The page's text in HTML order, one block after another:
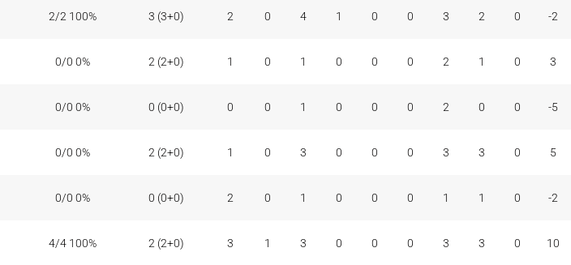
2/2 100% 3 (3+0) 2 0 4 1 0 0 3 2 0 -2
0/0 0% 2 (2+0) 1 0 1 0 0 0 2 1 0 3
0/0 0% 0 (0+0) 0 0 1 0 0 0 2 0 0 -5
0/0 0% 2 (2+0) 1 0 3 0 0 0 3 3 0 5
0/0 0% 0 (0+0) 2 0 1 0 0 0 1 1 0 -2
4/4 100% 2 (2+0) 3 1 3 0 0 0 3 3 0 10